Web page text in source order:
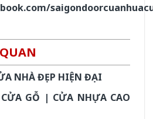
NHÀ ĐẸP HIỆN ĐẠI
GỖ | CỬA NHỰA CAO